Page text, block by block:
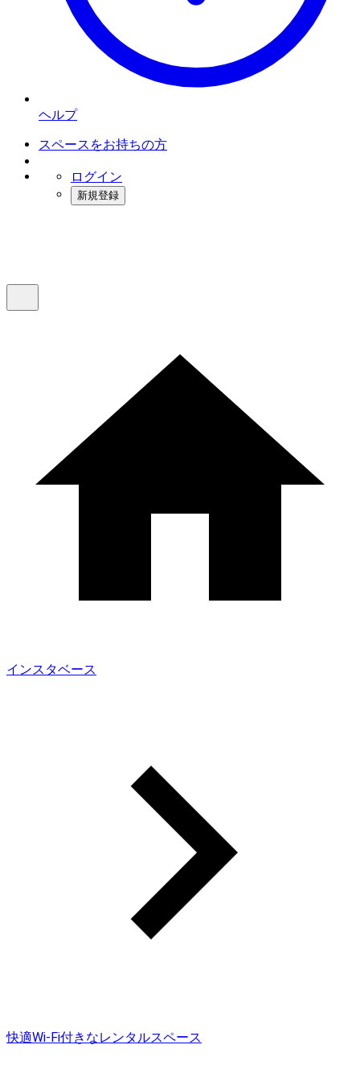
ヘルプ
スペースをお持ちの方
ログイン
新規登録
インスタベース
快適Wi-Fi付きなレンタルスペース